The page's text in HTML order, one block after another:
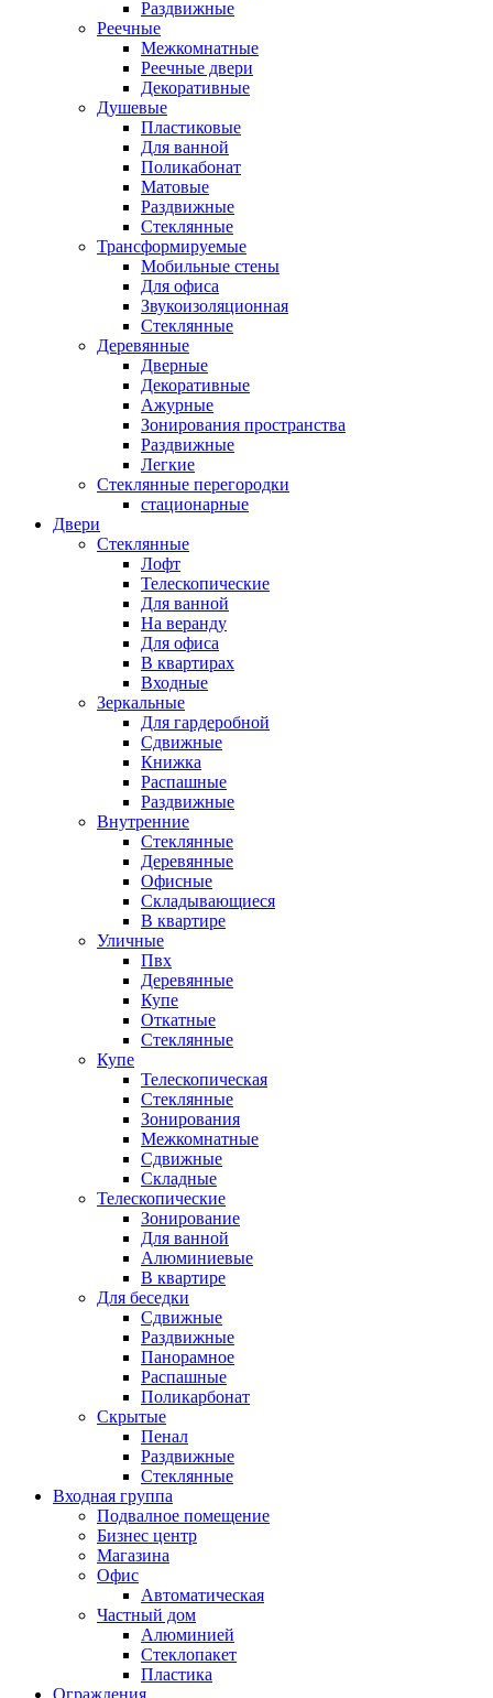
Раздвижные
Реечные
Межкомнатные
Реечные двери
Декоративные
Душевые
Пластиковые
Для ванной
Поликабонат
Матовые
Раздвижные
Стеклянные
Трансформируемые
Мобильные стены
Для офиса
Звукоизоляционная
Стеклянные
Деревянные
Дверные
Декоративные
Ажурные
Зонирования пространства
Раздвижные
Легкие
Стеклянные перегородки
стационарные
Двери
Стеклянные
Лофт
Телескопические
Для ванной
На веранду
Для офиса
В квартирах
Входные
Зеркальные
Для гардеробной
Сдвижные
Книжка
Распашные
Раздвижные
Внутренние
Стеклянные
Деревянные
Офисные
Складывающиеся
В квартире
Уличные
Пвх
Деревянные
Купе
Откатные
Стеклянные
Купе
Телескопическая
Стеклянные
Зонирования
Межкомнатные
Сдвижные
Складные
Телескопические
Зонирование
Для ванной
Алюминиевые
В квартире
Для беседки
Сдвижные
Раздвижные
Панорамное
Распашные
Поликарбонат
Скрытые
Пенал
Раздвижные
Стеклянные
Входная группа
Подвалное помещение
Бизнес центр
Магазина
Офис
Автоматическая
Частный дом
Алюминией
Стеклопакет
Пластика
Ограждения